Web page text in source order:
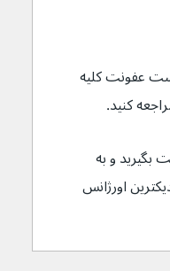
است عفونت کلیه
کنید.
بگیرید و به
اورژانس